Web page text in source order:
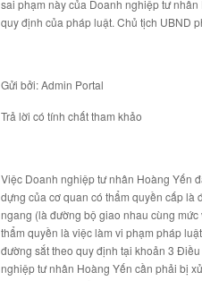
sai phạm này của Doanh nghiệp tư
quy định của pháp luật. Chủ tịch UBND
Gửi bởi: Admin Portal
Trả lời có tính chất tham khảo
Việc Doanh nghiệp tư nhân Hoàng Yến
dựng của cơ quan có thẩm quyền cấp là
ngang (là đường bộ giao nhau cùng
thẩm quyền là việc làm vi phạm pháp
đường sắt theo quy định tại khoản 3
nghiệp tư nhân Hoàng Yến cần phải bị